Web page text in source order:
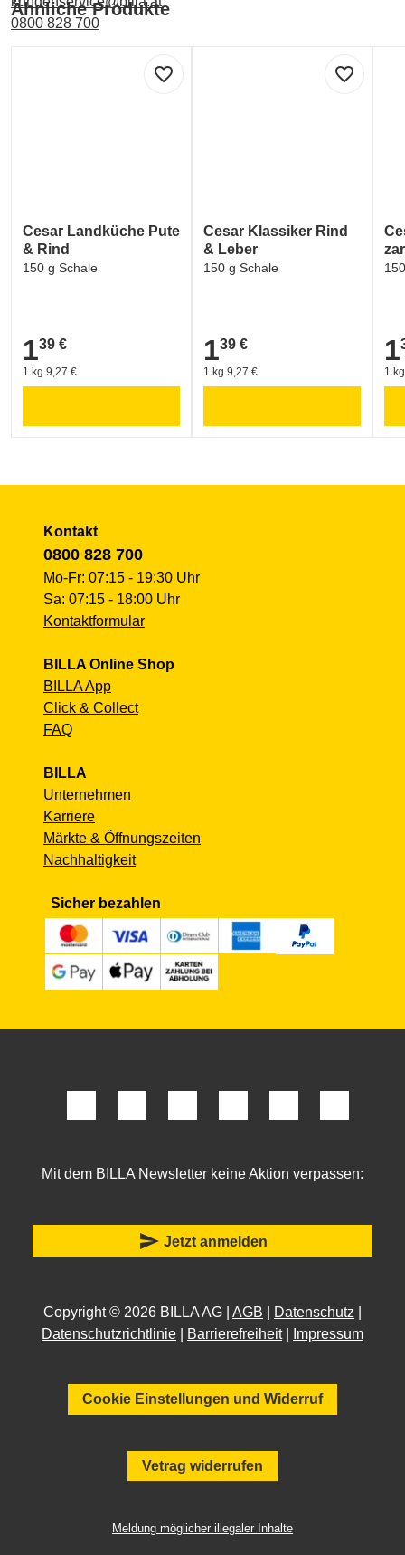
0800 828 700
Ähnliche Produkte
favorite_border
Cesar Landküche Pute
& Rind
150 g Schale
1,39 €
139 €
1 kg 9,27 €
favorite_border
Cesar Klassiker Rind
& Leber
150 g Schale
1,39 €
139 €
1 kg 9,27 €
1
1
Kontakt
0800 828 700
Mo-Fr: 07:15 - 19:30 Uhr
Sa: 07:15 - 18:00 Uhr
Kontaktformular
BILLA Online Shop
BILLA App
Click & Collect
FAQ
BILLA
Unternehmen
Karriere
Märkte & Öffnungszeiten
Nachhaltigkeit
Sicher bezahlen
Mit dem BILLA Newsletter keine Aktion verpassen:
send Jetzt anmelden
Copyright © 2026 BILLA AG | AGB Datenschutz
Datenschutzrichtlinie
Barrierefreiheit| Impressum
Cookie Einstellungen und Widerruf
Vetrag widerrufen
Meldung möglicher illegaler Inhalte